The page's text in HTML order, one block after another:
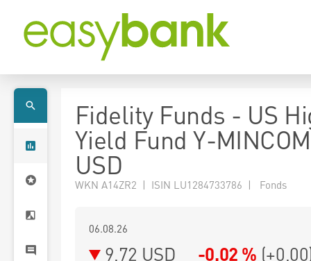
Fidelity Funds - US
Yield Fund Y-
USD
WKN A14ZR2 | ISIN LU1284733786 | Fonds
06.08.26
9,72 USD -0,02 % (+0,00